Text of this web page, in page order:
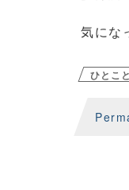
気にな
ひとこと